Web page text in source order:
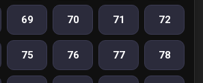
69 70 71 72
75 76 77 78